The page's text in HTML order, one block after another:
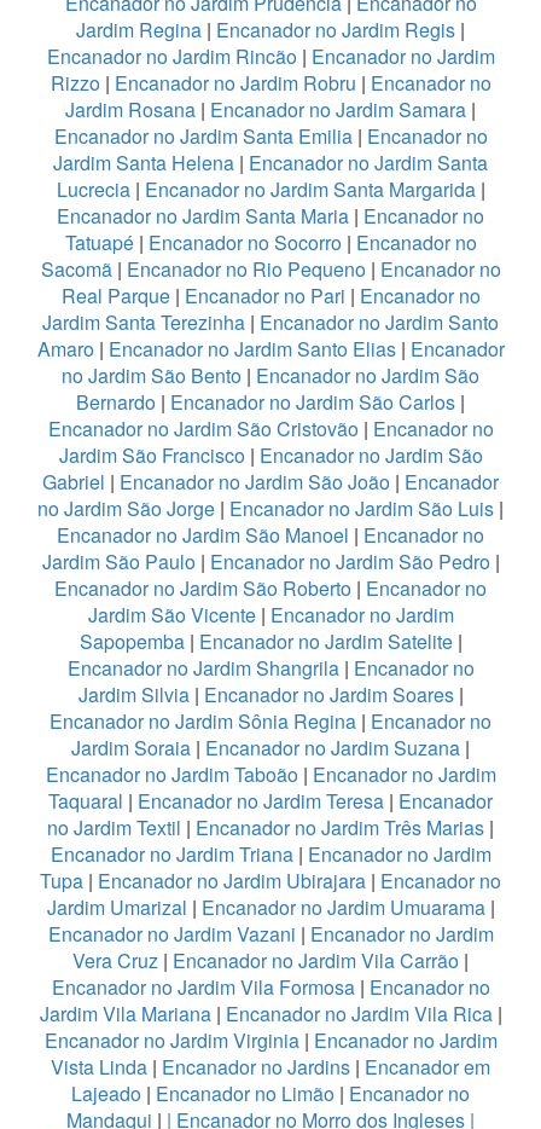
Jardim Regina | Encanador no Jardim Regis |
Encanador no Jardim Rincão| Encanador no Jardim
Rizzo| Encanador no Jardim Robru | Encanador no
Jardim Rosana | Encanador no Jardim Samara |
Encanador no Jardim Santa Emilia| Encanador no
Jardim Santa Helena | Encanador no Jardim Santa
Lucrecia| Encanador no Jardim Santa Margarida|
Encanador no Jardim Santa Maria | Encanador no
Tatuapé| Encanador no Socorro| Encanador no
Sacomã| Encanador no Rio Pequeno| Encanador no
Real Parque| Encanador no Pari | Encanador no
Jardim Santa Terezinha | Encanador no Jardim Santo
Amaro| Encanador no Jardim Santo Elias| Encanador
no Jardim São Bento | Encanador no Jardim São
Bernardo | Encanador no Jardim São Carlos |
Encanador no Jardim São Cristovão| Encanador no
Jardim São Francisco| Encanador no Jardim São
Gabriel | Encanador no Jardim São João | Encanador
no Jardim São Jorge | Encanador no Jardim São Luis |
Encanador no Jardim São Manoel | Encanador no
Jardim São Paulo| Encanador no Jardim São Pedro|
Encanador no Jardim São Roberto | Encanador no
Jardim São Vicente| Encanador no Jardim
Sapopemba| Encanador no Jardim Satelite|
Encanador no Jardim Shangrila| Encanador no
Jardim Silvia| Encanador no Jardim Soares|
Encanador no Jardim Sônia Regina | Encanador no
Jardim Soraia | Encanador no Jardim Suzana |
Encanador no Jardim Taboão| Encanador no Jardim
Taquaral | Encanador no Jardim Teresa | Encanador
no Jardim Textil | Encanador no Jardim Três Marias |
Encanador no Jardim Triana| Encanador no Jardim
Tupa | Encanador no Jardim Ubirajara | Encanador no
Jardim Umarizal | Encanador no Jardim Umuarama|
Encanador no Jardim Vazani | Encanador no Jardim
Vera Cruz | Encanador no Jardim Vila Carrão |
Encanador no Jardim Vila Formosa| Encanador no
Jardim Vila Mariana| Encanador no Jardim Vila Rica|
Encanador no Jardim Virginia| Encanador no Jardim
Vista Linda | Encanador no Jardins | Encanador em
Lajeado | Encanador no Limão | Encanador no
Mandaqui | | Encanador no Morro dos Ingleses |